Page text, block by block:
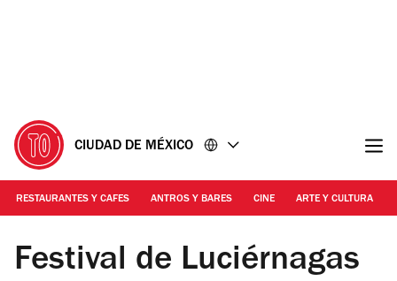
CIUDAD DE MÉXICO
RESTAURANTES Y CAFES ANTROS Y BARES CINE ARTE Y CULTURA
Iván Macías | Festival de Luciérnagas
Festival de Luciérnagas